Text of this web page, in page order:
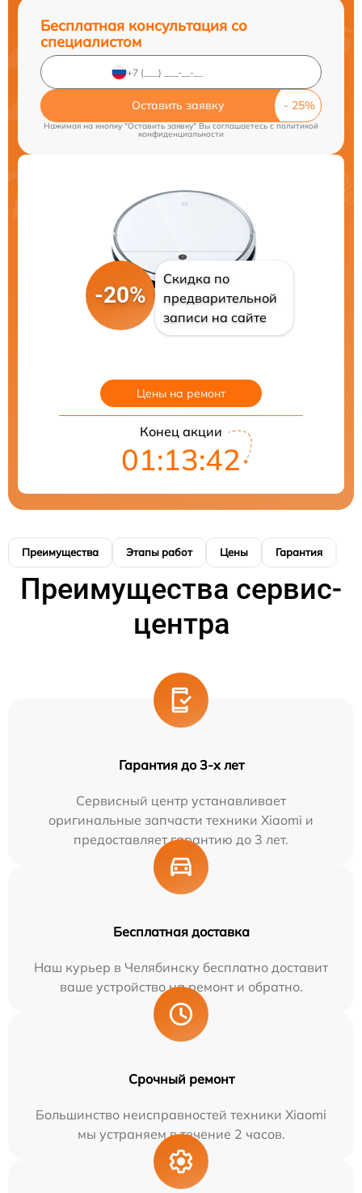
Бесплатная консультация со
специалистом
Оставить заявку
Нажимая на кнопку "Оставить заявку" Вы соглашаетесь cполитикой
конфиденциальности
-20%
Скидка по
предварительной
записи на сайте
Цены на ремонт
Конец акции
01:13:41
Преимущества Этапы работ Цены Гарантия
Преимущества сервис-
центра
Гарантия до 3-х лет
Сервисный центр устанавливает
оригинальные запчасти техники Xiaomi и
предоставляет гарантию до 3 лет.
Бесплатная доставка
Наш курьер в Челябинску бесплатно доставит
ваше устройство на ремонт и обратно.
Срочный ремонт
Большинство неисправностей техники Xiaomi
мы устраняем в течение 2 часов.